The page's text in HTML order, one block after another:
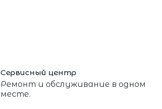
Сервисный центр
Ремонт и обслуживание в одном
месте.